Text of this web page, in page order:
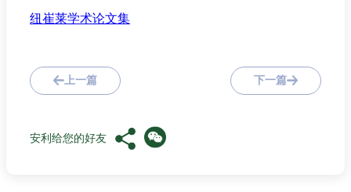
纽崔莱学术论文集
上一篇 下一篇
安利给您的好友